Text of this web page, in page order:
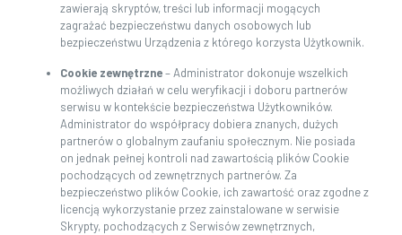
zawierają skryptów, treści lub informacji mogących
zagrażać bezpieczeństwu danych osobowych lub
bezpieczeństwu Urządzenia z którego korzysta Użytkownik.
Cookie zewnętrzne– Administrator dokonuje wszelkich
możliwych działań w celu weryfikacji i doboru partnerów
serwisu w kontekście bezpieczeństwa Użytkowników.
Administrator do współpracy dobiera znanych, dużych
partnerów o globalnym zaufaniu społecznym. Nie posiada
on jednak pełnej kontroli nad zawartością plików Cookie
pochodzących od zewnętrznych partnerów. Za
bezpieczeństwo plików Cookie, ich zawartość oraz zgodne z
licencją wykorzystanie przez zainstalowane w serwisie
Skrypty, pochodzących z Serwisów zewnętrznych,